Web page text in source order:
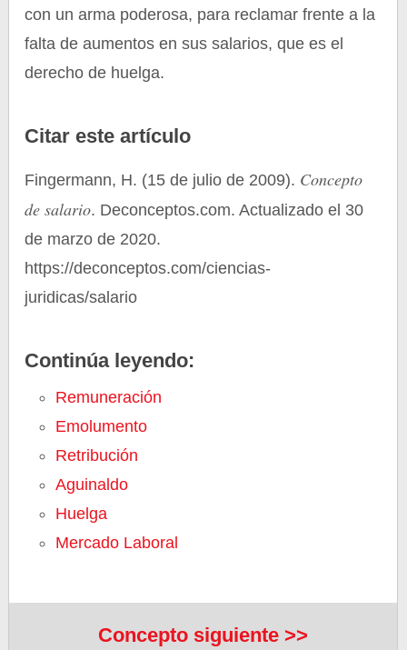
con un arma poderosa, para reclamar frente a la
falta de aumentos en sus salarios, que es el
derecho de huelga.
Citar este artículo
Fingermann, H. (15 de julio de 2009). Concepto
de salario. Deconceptos.com. Actualizado el 30
de marzo de 2020.
https://deconceptos.com/ciencias-
juridicas/salario
Continúa leyendo:
Remuneración
Emolumento
Retribución
Aguinaldo
Huelga
Mercado Laboral
Concepto siguiente >>